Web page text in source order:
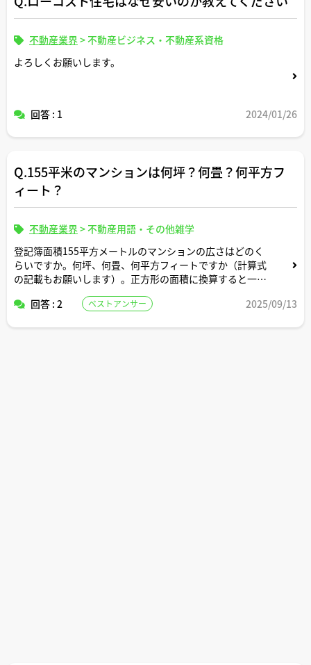
不動産業界>不動産ビジネス・不動産系資格
よろしくお願いします。
回答 : 1 2024/01/26
Q.155平米のマンションは何坪？何畳？何平方フ
ィート？
不動産業界>不動産用語・その他雑学
登記簿面積155平方メートルのマンションの広さはどのく
らいですか。何坪、何畳、何平方フィートですか（計算式
の記載もお願いします）。正方形の面積に換算すると一辺
か。回答 : 2 ベストアンサー 2025/09/13